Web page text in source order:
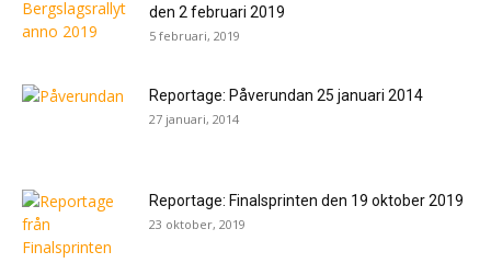
den 2 februari 2019
5 februari, 2019
Reportage: Påverundan 25 januari 2014
27 januari, 2014
Reportage: Finalsprinten den 19 oktober 2019
23 oktober, 2019